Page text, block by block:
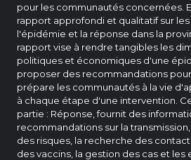
pour les communautés concernées.
rapport approfondi et qualitatif sur
l'épidémie et la réponse dans la
rapport vise à rendre tangibles les
politiques et économiques d'une
proposer des recommandations
prépare les communautés à la vie
à chaque étape d'une intervention.
partie : Réponse, fournit des
recommandations sur la
des risques, la recherche des
des vaccins, la gestion des cas et les